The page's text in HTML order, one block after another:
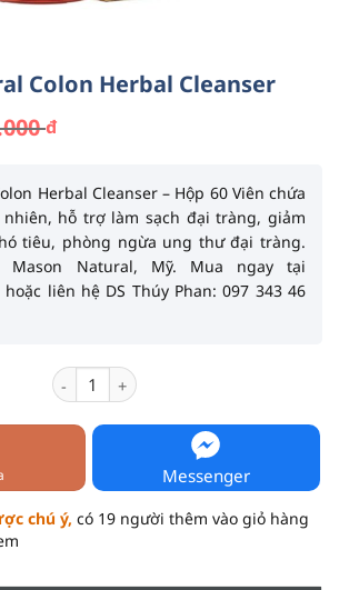
Colon Herbal Cleanser
đ
Herbal Cleanser – Hộp 60 Viên chứa
hỗ trợ làm sạch đại tràng, giảm
tiêu, phòng ngừa ung thư đại tràng.
Mason Natural, Mỹ. Mua ngay tại
hoặc liên hệ DS Thúy Phan: 097 343 46
Mason Natural Colon Herbal
Messenger
chú ý, có 19 người thêm vào giỏ hàng